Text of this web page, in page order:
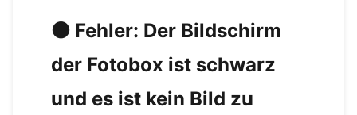
⚫ Fehler: Der Bildschirm
der Fotobox ist schwarz
und es ist kein Bild zu